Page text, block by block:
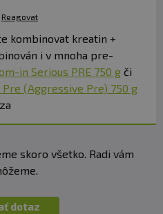
Reagovat
kombinovat kreatin +
i v mnoha pre-
in Serious PRE 750 g či
(Aggressive Pre) 750 g
skoro všetko. Radi vám
dotaz